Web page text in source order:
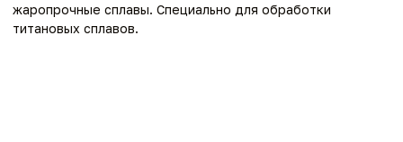
жаропрочные сплавы. Специально для обработки
титановых сплавов.